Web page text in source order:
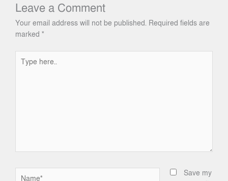
Leave a Comment
Your email address will not be published. Required fields are
marked *
here..
Save my